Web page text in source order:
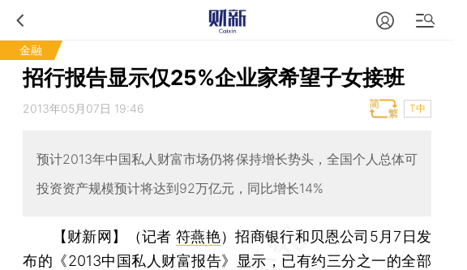
金融
招行报告显示仅25%企业家希望子女接班
2013年05月07日 19:46 T中
预计2013年中国私人财富市场仍将保持增长势头，全国个人总体可
投资资产规模预计将达到92万亿元，同比增长14%
【财新网】（记者 符燕艳）招商银行和贝恩公司5月7日发
布的《2013中国私人财富报告》显示，已有约三分之一的全部